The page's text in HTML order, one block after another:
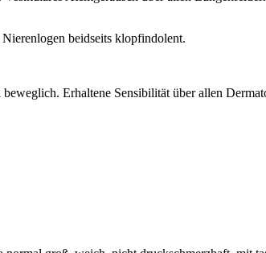
beidseits klopfindolent.
Erhaltene Sensibilität über allen